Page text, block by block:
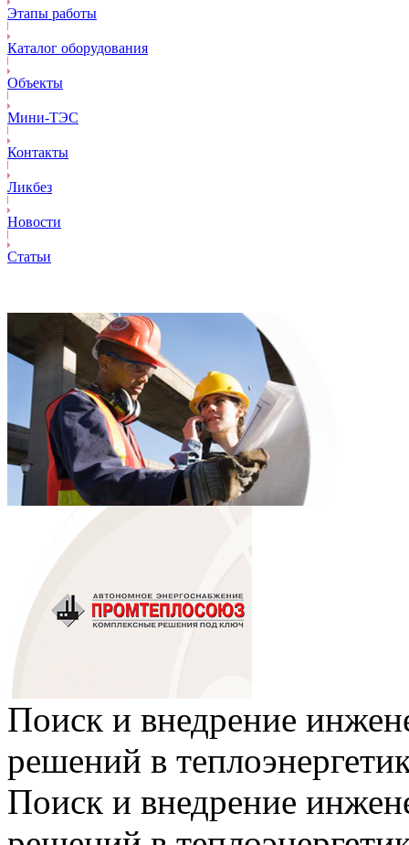
Этапы работы
Каталог оборудования
Объекты
Mини-ТЭС
Контакты
Ликбез
Новости
Статьи
Поиск и внедрение
решений в
Поиск и внедрение